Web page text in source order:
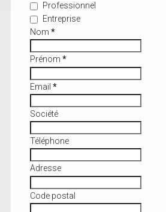
Professionnel
Entreprise
Nom *
Prénom *
Email *
Société
Téléphone
Adresse
Code postal